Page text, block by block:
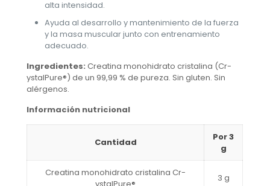
alta intensidad.
Ayuda al desarrollo y mantenimiento de la fuerza
y la masa muscular junto con entrenamiento
adecuado.
Ingredientes: Creatina monohidrato cristalina (Cr-
ystalPure®) de un 99,99 % de pureza. Sin gluten. Sin
alérgenos.
Información nutricional
Cantidad
Por 3
g
Creatina monohidrato cristalina Cr-
3 g